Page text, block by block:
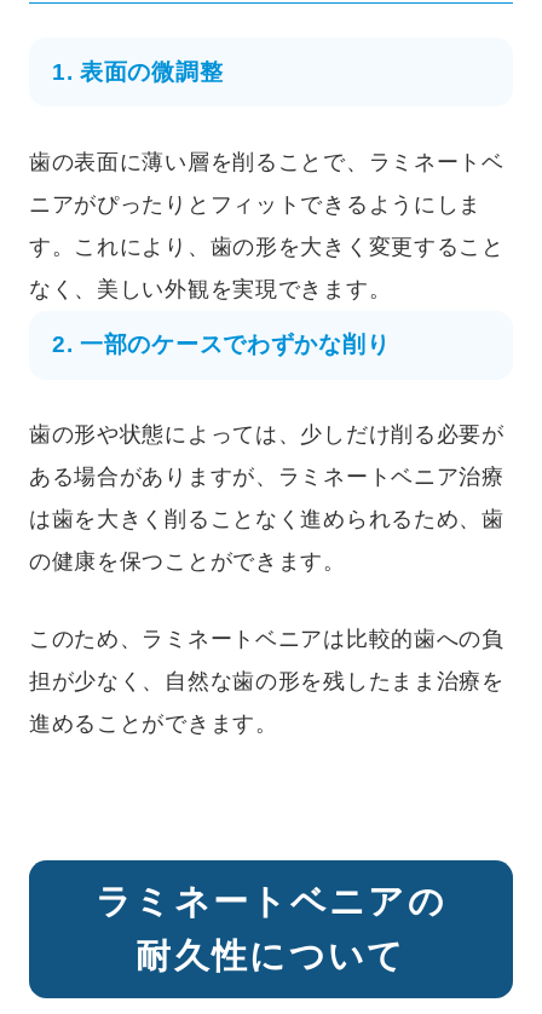
1. 表面の微調整
歯の表面に薄い層を削ることで、ラミネートベ
ニアがぴったりとフィットできるようにしま
す。これにより、歯の形を大きく変更すること
なく、美しい外観を実現できます。
2. 一部のケースでわずかな削り
歯の形や状態によっては、少しだけ削る必要が
ある場合がありますが、ラミネートベニア治療
は歯を大きく削ることなく進められるため、歯
の健康を保つことができます。
このため、ラミネートベニアは比較的歯への負
担が少なく、自然な歯の形を残したまま治療を
進めることができます。
ラミネートベニアの
耐久性について